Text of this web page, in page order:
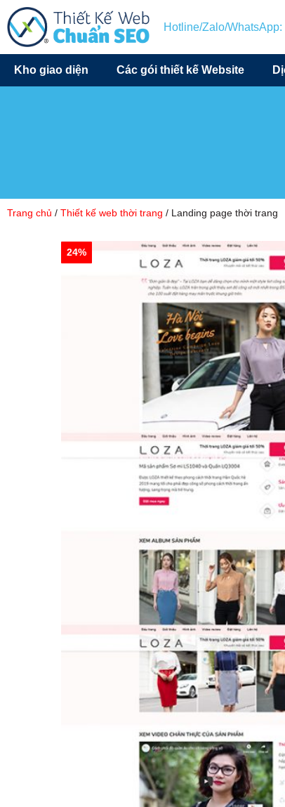
Hotline/Zalo/
Kho giao diện Các gói thiết kế Website
Trang chủ / Thiết kế web thời trang / Landing page thời trang
24%